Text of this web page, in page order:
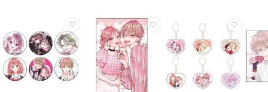
この商品は無料ギフトサービスの対象商品です
>>無料ギフトサービスについての詳細はこちら
ブランド ランバン オン ブルー
ショップ イケテイ